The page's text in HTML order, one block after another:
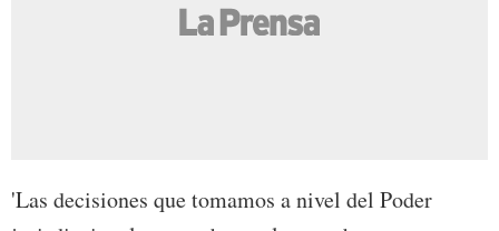
'Las decisiones que tomamos a nivel del Poder